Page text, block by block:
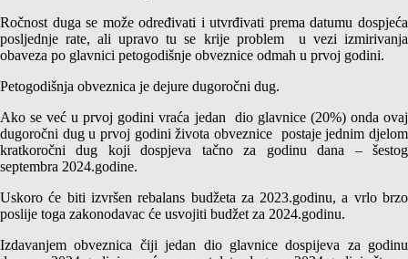
Ročnost duga se može određivati i utvrđivati prema datumu dospjeća
posljednje rate, ali upravo tu se krije problem u vezi izmirivanja
obaveza po glavnici petogodišnje obveznice odmah u prvoj godini.
Petogodišnja obveznica je dejure dugoročni dug.
Ako se već u prvoj godini vraća jedan dio glavnice (20%) onda ovaj
dugoročni dug u prvoj godini života obveznice postaje jednim djelom
kratkoročni dug koji dospjeva tačno za godinu dana – šestog
septembra 2024.godine.
Uskoro će biti izvršen rebalans budžeta za 2023.godinu, a vrlo brzo
poslije toga zakonodavac će usvojiti budžet za 2024.godinu.
Izdavanjem obveznica čiji jedan dio glavnice dospijeva za godinu